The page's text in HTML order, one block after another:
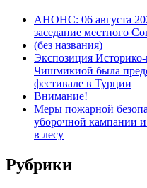
АНОНС: 06 августа
заседание местного
(без названия)
Экспозиция Историко-
Чишмикиой была
фестивале в Турции
Внимание!
Меры пожарной
уборочной кампании
в лесу
Рубрики